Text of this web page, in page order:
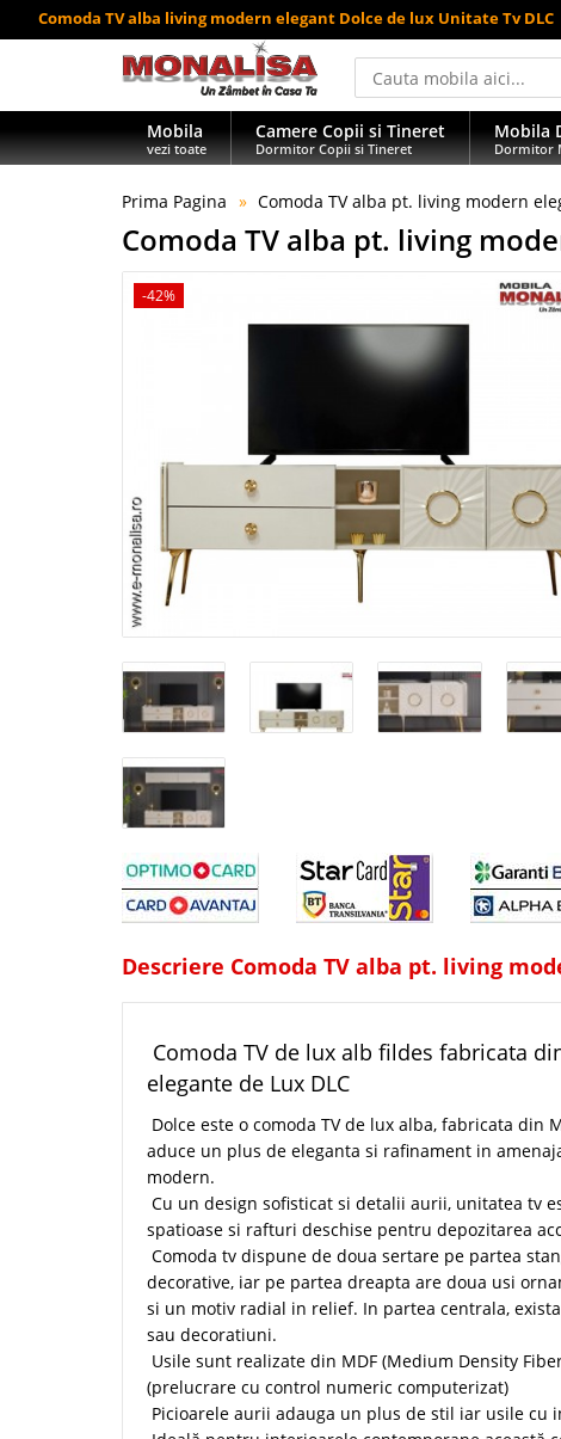
Comoda TV alba living modern elegant Dolce de lux Unitate Tv DLC
Mobila
vezi toate
Camere Copii si Tineret
Dormitor Copii si Tineret
Mobila
Dormitor
Prima Pagina Comoda TV alba pt. living modern
Comoda TV alba pt. living
-42%
Descriere Comoda TV alba pt. living
Comoda TV de lux alb fildes fabricata
elegante de Lux DLC
Dolce este o comoda TV de lux alba, fabricata din
aduce un plus de eleganta si rafinament in
modern.
Cu un design sofisticat si detalii aurii, unitatea tv
spatioase si rafturi deschise pentru depozitarea
Comoda tv dispune de doua sertare pe partea
decorative, iar pe partea dreapta are doua usi
si un motiv radial in relief. In partea centrala,
sau decoratiuni.
Usile sunt realizate din MDF (Medium Density
(prelucrare cu control numeric computerizat)
Picioarele aurii adauga un plus de stil iar usile cu